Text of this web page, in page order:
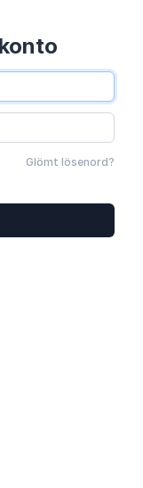
Glömt lösenord?